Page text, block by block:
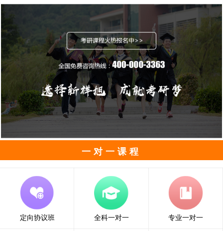
一对一课程
定向协议班 全科一对一 专业一对一